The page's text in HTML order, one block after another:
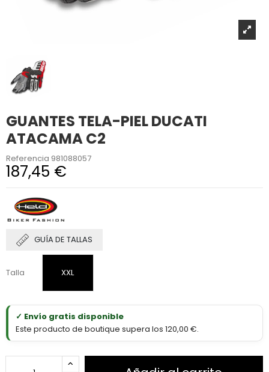
GUANTES TELA-PIEL DUCATI
ATACAMA C2
Referencia 981088057
187,45 €
GUÍA DE TALLAS
Talla XXL
✓ Envío gratis disponible
Este producto de boutique supera los 120,00 €.